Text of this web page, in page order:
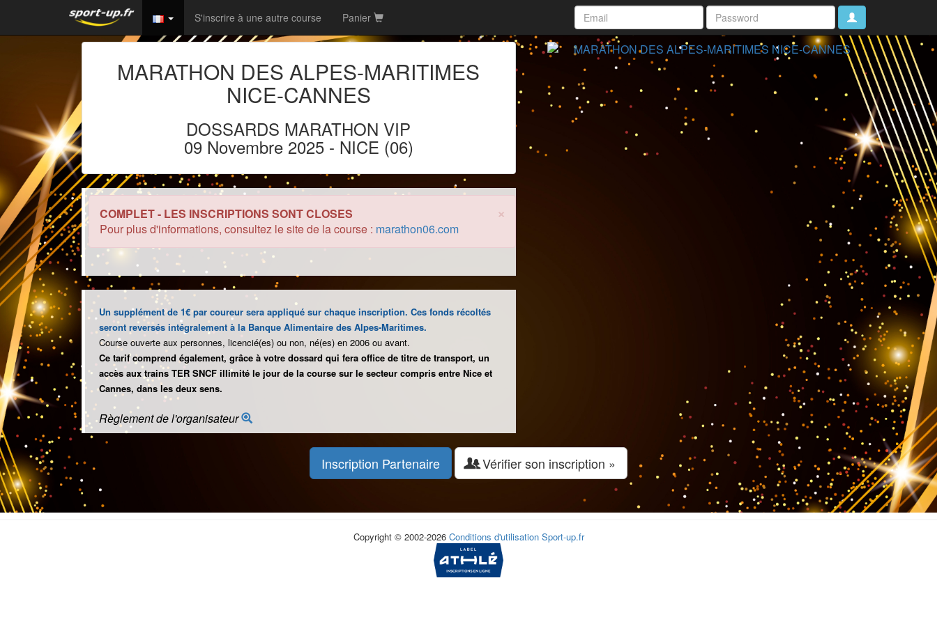
S'inscrire à une autre course Panier
MARATHON DESALPES-MARITIMES
NICE-CANNES
DOSSARDS MARATHON VIP
09 Novembre 2025- NICE (06)
×
COMPLET - LES INSCRIPTIONS SONT CLOSES
Pour plus d'informations, consultez le site de la course : marathon06.com
Un supplément de 1€ par coureur sera appliqué sur chaque inscription. Ces fonds récoltés
seront reversés intégralement à la Banque Alimentaire des Alpes-Maritimes.
Course ouverte aux personnes, licencié(es) ou non, né(es) en 2006 ou avant.
Ce tarif comprend également, grâce à votre dossard qui fera office de titre de transport, un
accès aux trains TER SNCF illimité le jour de la course sur le secteur compris entre Nice et
Cannes, dans les deux sens.
Règlement de l'organisateur
Inscription Partenaire Vérifier son inscription »
Copyright © 2002-2026 Conditions d'utilisation Sport-up.fr